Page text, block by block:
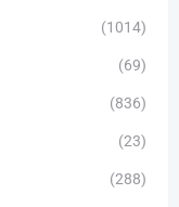
(1014)
(69)
(836)
(23)
(288)